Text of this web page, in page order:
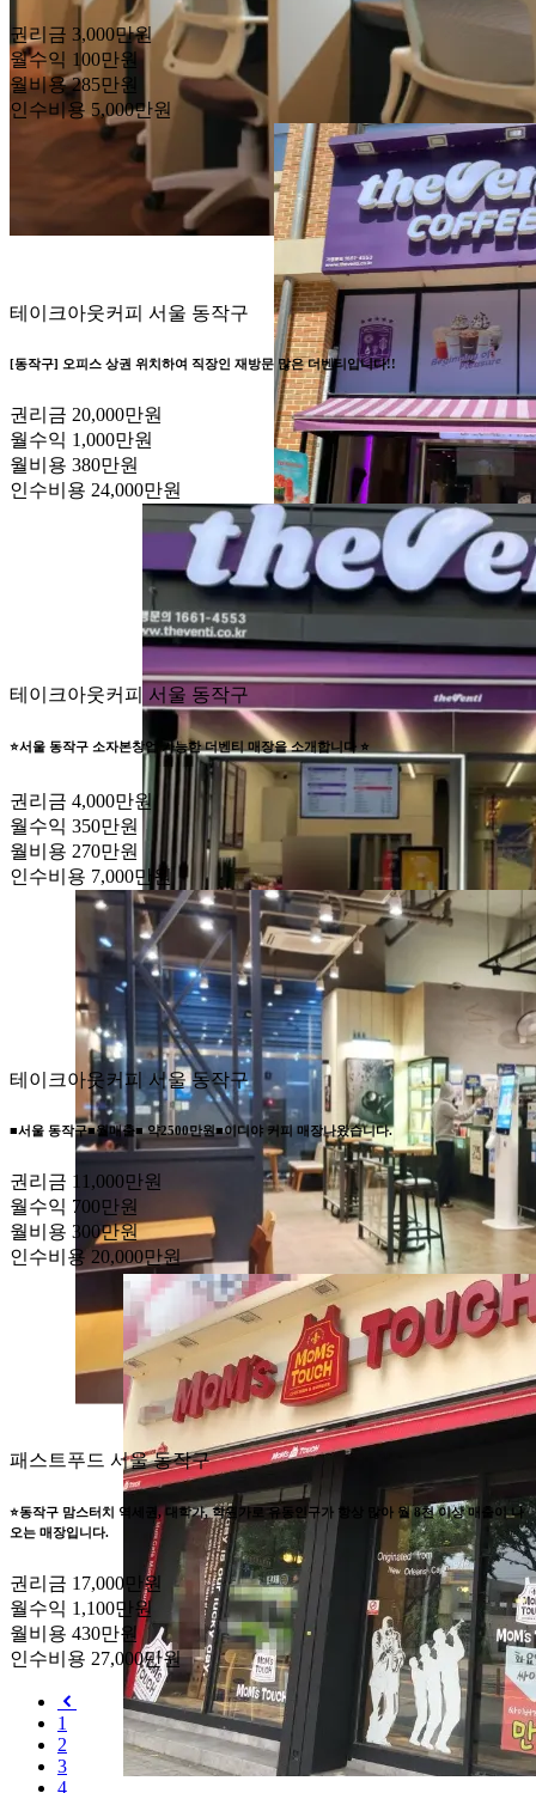
권리금 3,000만원
월수익 100만원
월비용 285만원
인수비용 5,000만원
테이크아웃커피 서울 동작구
[동작구] 오피스 상권 위치하여 직장인 재방문 많은 더벤티입니다!!
권리금 20,000만원
월수익 1,000만원
월비용 380만원
인수비용 24,000만원
테이크아웃커피 서울 동작구
⭐서울 동작구 소자본창업 가능한 더벤티 매장을 소개합니다 ⭐
권리금 4,000만원
월수익 350만원
월비용 270만원
인수비용 7,000만원
테이크아웃커피 서울 동작구
■서울 동작구■월매출■ 약2500만원■이디야 커피 매장나왔습니다.
권리금 11,000만원
월수익 700만원
월비용 300만원
인수비용 20,000만원
패스트푸드 서울 동작구
⭐동작구 맘스터치 역세권, 대학가, 학원가로 유동인구가 항상 많아 월 8천 이상 매출이 나
오는 매장입니다.
권리금 17,000만원
월수익 1,100만원
월비용 430만원
인수비용 27,000만원
1
2
3
4